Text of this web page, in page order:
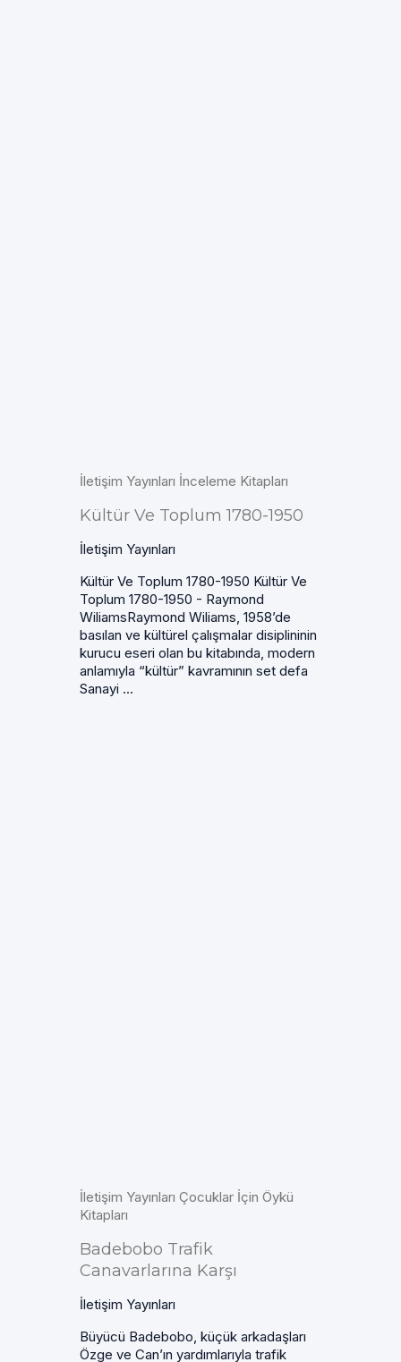
İletişim Yayınları İnceleme Kitapları
Kültür Ve Toplum 1780-1950
İletişim Yayınları
Kültür Ve Toplum 1780-1950 Kültür Ve
Toplum 1780-1950 - Raymond
WiliamsRaymond Wiliams, 1958’de
basılan ve kültürel çalışmalar disiplininin
kurucu eseri olan bu kitabında, modern
anlamıyla “kültür” kavramının set defa
Sanayi ...
İletişim Yayınları Çocuklar İçin Öykü
Kitapları
Badebobo Trafik
Canavarlarına Karşı
İletişim Yayınları
Büyücü Badebobo, küçük arkadaşları
Özge ve Can’ın yardımlarıyla trafik